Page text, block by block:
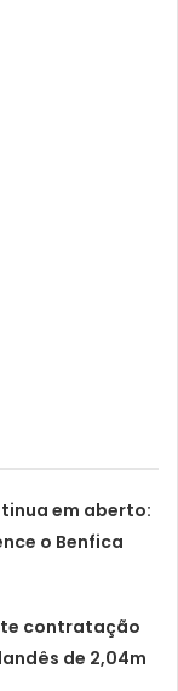
em aberto:
o Benfica
contratação
de 2,04m